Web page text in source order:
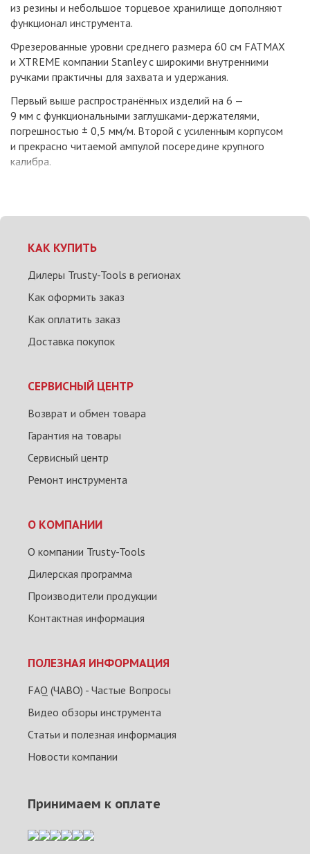
из резины и небольшое торцевое хранилище дополняют
функционал инструмента.
Фрезерованные уровни среднего размера 60 см FATMAX
и XTREME компании Stanley с широкими внутренними
ручками практичны для захвата и удержания.
Первый выше распространённых изделий на 6 —
9 мм с функциональными заглушками-держателями,
погрешностью ± 0,5 мм/м. Второй с усиленным корпусом
и прекрасно читаемой ампулой посередине крупного
калибра.
КАК КУПИТЬ
Дилеры Trusty-Tools в регионах
Как оформить заказ
Как оплатить заказ
Доставка покупок
СЕРВИСНЫЙ ЦЕНТР
Возврат и обмен товара
Гарантия на товары
Сервисный центр
Ремонт инструмента
О КОМПАНИИ
О компании Trusty-Tools
Дилерская программа
Производители продукции
Контактная информация
ПОЛЕЗНАЯ ИНФОРМАЦИЯ
FAQ (ЧАВО) - Частые Вопросы
Видео обзоры инструмента
Статьи и полезная информация
Новости компании
Принимаем к оплате